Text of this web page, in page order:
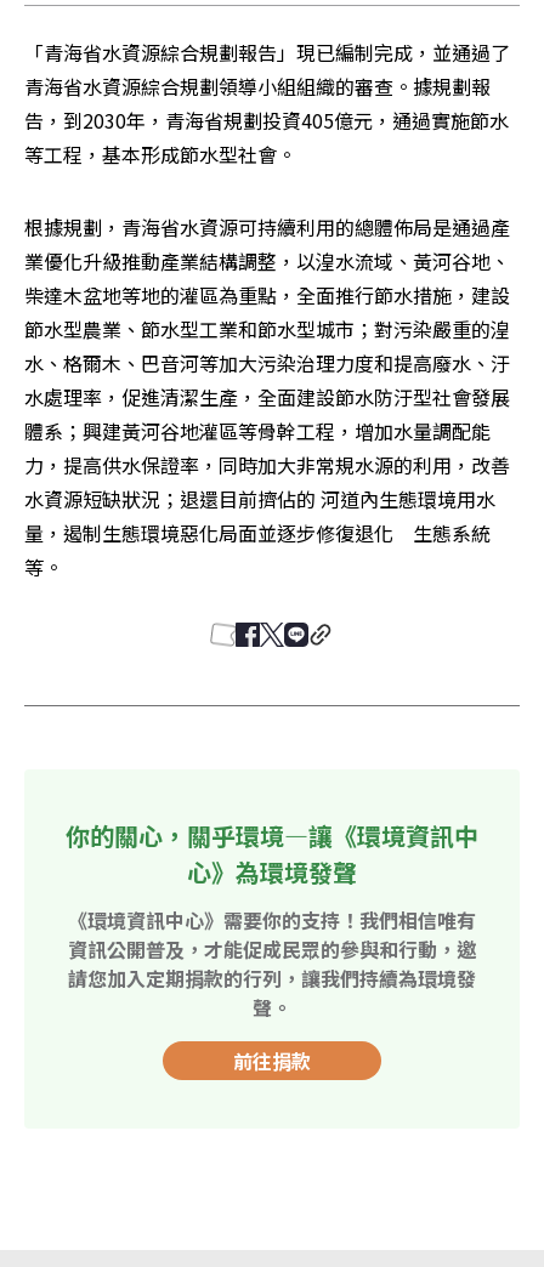
「青海省水資源綜合規劃報告」現已編制完成，並通過了
青海省水資源綜合規劃領導小組組織的審查。據規劃報
告，到2030年，青海省規劃投資405億元，通過實施節水
等工程，基本形成節水型社會。
根據規劃，青海省水資源可持續利用的總體佈局是通過產
業優化升級推動產業結構調整，以湟水流域、黃河谷地、
柴達木盆地等地的灌區為重點，全面推行節水措施，建設
節水型農業、節水型工業和節水型城市；對污染嚴重的湟
水、格爾木、巴音河等加大污染治理力度和提高廢水、汙
水處理率，促進清潔生產，全面建設節水防汙型社會發展
體系；興建黃河谷地灌區等骨幹工程，增加水量調配能
力，提高供水保證率，同時加大非常規水源的利用，改善
水資源短缺狀況；退還目前擠佔的 河道內生態環境用水
量，遏制生態環境惡化局面並逐步修復退化　生態系統
等。
你的關心，關乎環境—讓《環境資訊中
心》為環境發聲
《環境資訊中心》需要你的支持！我們相信唯有
資訊公開普及，才能促成民眾的參與和行動，邀
請您加入定期捐款的行列，讓我們持續為環境發
聲。
前往捐款